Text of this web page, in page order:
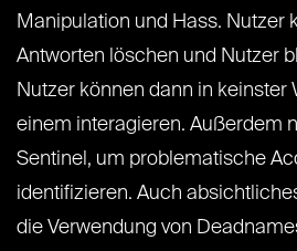
Manipulation und Hass. Nutzer
Antworten löschen und Nutzer
Nutzer können dann in keinster
einem interagieren. Außerdem
Sentinel, um problematische
identifizieren. Auch
die Verwendung von